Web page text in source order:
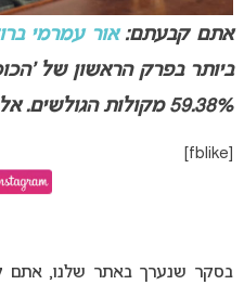
אתם קבעתם: אור עמרמי
ביותר בפרק הראשון של
59.38% מקולות הגולשים. אלה-לי להב במקום השני
בסקר שנערך באתר שלנו, אתם